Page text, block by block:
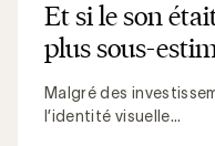
Et si le son
plus sous-
Malgré des
l’identité visuelle...